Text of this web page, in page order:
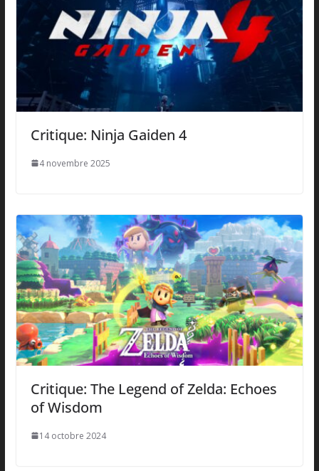
Critique: Ninja Gaiden 4
4 novembre 2025
Critique: The Legend of Zelda: Echoes
of Wisdom
14 octobre 2024